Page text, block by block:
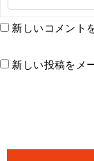
新しいコメント
新しい投稿をメ